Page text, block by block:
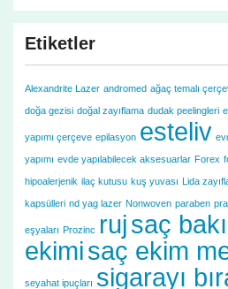
Etiketler
Alexandrite Lazer andromed ağaç temalı
doğa gezisi doğal zayıflama dudak peelingleri
yapımı çerçeve epilasyon esteliv
yapımı evde yapılabilecek aksesuarlar Forex
hipoalerjenik ilaç kutusu kuş yuvası Lida
kapsülleri nd yag lazer Nonwoven paraben
eşyaları Prozinc rujsaç
ekimisaç ekim
seyahat ipuçları sigarayı